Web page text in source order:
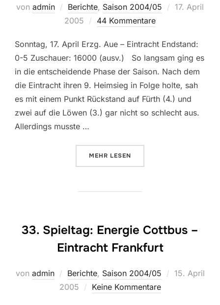
von admin Berichte, Saison 2004/05
17. April
2005
44 Kommentare
Sonntag, 17. April Erzg. Aue – Eintracht Endstand:
0-5 Zuschauer: 16000 (ausv.) So langsam ging es
in die entscheidende Phase der Saison. Nach dem
die Eintracht ihren 9. Heimsieg in Folge holte, sah
es mit einem Punkt Rückstand auf Fürth (4.) und
zwei auf die Löwen (3.) gar nicht so schlecht aus.
Allerdings musste …
MEHR ÜBER „29. SPIELTAG:
LESEN
33. Spieltag: Energie Cottbus –
Eintracht Frankfurt
von admin Berichte, Saison 2004/05
15. April
2005
Keine Kommentare